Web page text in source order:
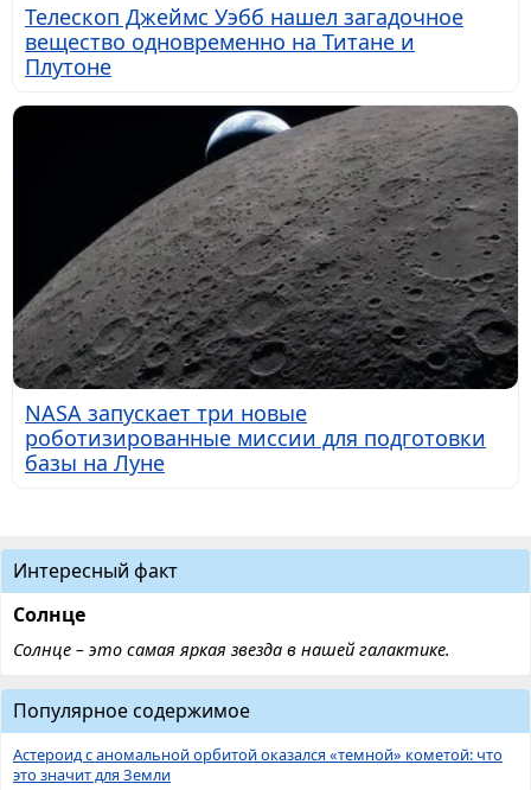
Телескоп Джеймс Уэбб нашел загадочное
вещество одновременно на Титане и
Плутоне
NASA запускает три новые
роботизированные миссии для подготовки
базы на Луне
Интересный факт
Солнце
Солнце – это самая яркая звезда в нашей галактике.
Популярное содержимое
Астероид с аномальной орбитой оказался «темной» кометой: что
это значит для Земли